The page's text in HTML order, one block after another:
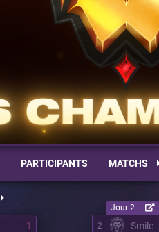
PARTICIPANTS MATCHS
1
2
Smile
Jour 2